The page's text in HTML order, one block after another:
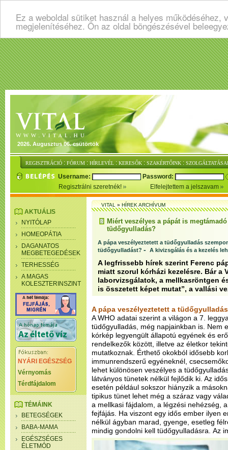
Ez a weboldal sütiket használ a helyes
megjelenítéséhez. Ön az oldal böngészésével
2026. Augusztus 06. csütörtök
REGISZTRÁCIÓ : FÓRUM : HÍRLEVÉL : KERESŐK : SZAKÉRTŐINK :
Username:
Password:
Regisztrálni szeretnék!
Elfelejtettem a jelszavam
AKTUÁLIS
NYITÓLAP
HOMEOPÁTIA
DAGANATOS
MEGBETEGEDÉSEK
TERHESSÉG
A MAGAS
KOLESZTERINSZINT
NYÁRI EGÉSZSÉG
Vérnyomás
Térdfájdalom
TÉMÁINK
BETEGSÉGEK
BABA-MAMA
EGÉSZSÉGES
ÉLETMÓD
VITAL»HÍREK ARCHÍVUM
Miért veszélyes a pápát is
tüdőgyulladás?
A pápa veszélyeztetett a tüdőgyulladás
tüdőgyulladást? - A kivizsgálás és a kezelés
A legfrissebb hírek szerint Ferenc
miatt szorul kórházi kezelésre. Bár a
laborvizsgálatok, a mellkasröntgen
is összetett képet mutat”, a vallási
A pápa veszélyeztetett a
A WHO adatai szerint a világon a 7.
tüdőgyulladás, még napjainkban is. Nem
kórkép legyengült állapotú egyének és
rendelkezők között, illetve az életkor
mutatkoznak. Érthető okokból idősebb
immunrendszerű egyéneknél,
lehet különösen veszélyes a
látványos tünetek nélkül fejlődik ki. Az
esetén például sokszor hiányzik a
tipikus tünet lehet még a száraz vagy
a mellkasi fájdalom, a légzési nehézség,
fejfájás. Ha viszont egy idős ember ilyen
nélkül ágyban marad, gyenge, esetleg
mindig gondolni kell tüdőgyulladásra. Az